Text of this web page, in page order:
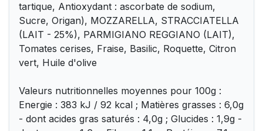
tartique, Antioxydant : ascorbate de sodium,
Sucre, Origan), MOZZARELLA, STRACCIATELLA
(LAIT - 25%), PARMIGIANO REGGIANO (LAIT),
Tomates cerises, Fraise, Basilic, Roquette, Citron
vert, Huile d'olive
Valeurs nutritionnelles moyennes pour 100g :
Energie : 383 kJ / 92 kcal ; Matières grasses : 6,0g
- dont acides gras saturés : 4,0g ; Glucides : 1,9g -